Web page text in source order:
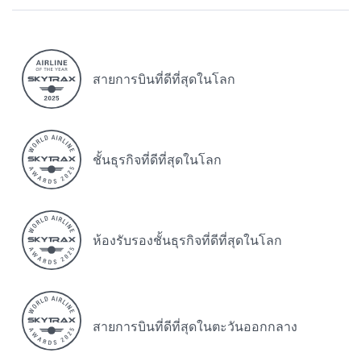
สายการบินที่ดีที่สุดในโลก
ชั้นธุรกิจที่ดีที่สุดในโลก
ห้องรับรองชั้นธุรกิจที่ดีที่สุดในโลก
สายการบินที่ดีที่สุดในตะวันออกกลาง